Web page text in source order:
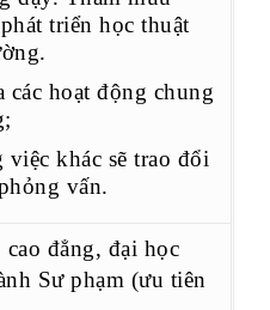
triển học thuật
các hoạt động chung
việc khác sẽ trao đổi
vấn.
đẳng, đại học
Sư phạm (ưu tiên